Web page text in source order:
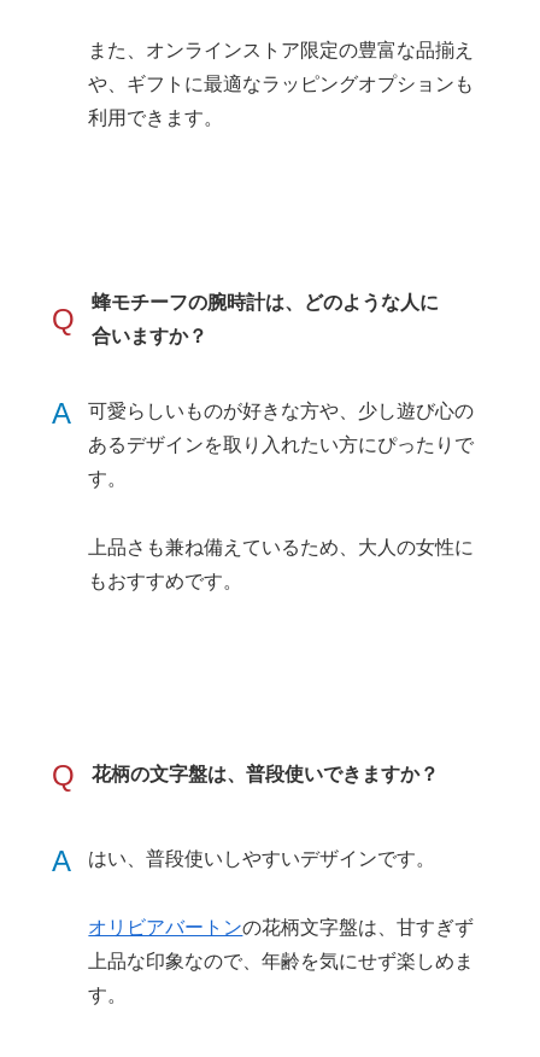
また、オンラインストア限定の豊富な品揃え
や、ギフトに最適なラッピングオプションも
利用できます。
Q
蜂モチーフの腕時計は、どのような人に
合いますか？
A
可愛らしいものが好きな方や、少し遊び心の
あるデザインを取り入れたい方にぴったりで
す。
上品さも兼ね備えているため、大人の女性に
もおすすめです。
Q 花柄の文字盤は、普段使いできますか？
A はい、普段使いしやすいデザインです。
オリビアバートンの花柄文字盤は、甘すぎず
上品な印象なので、年齢を気にせず楽しめま
す。